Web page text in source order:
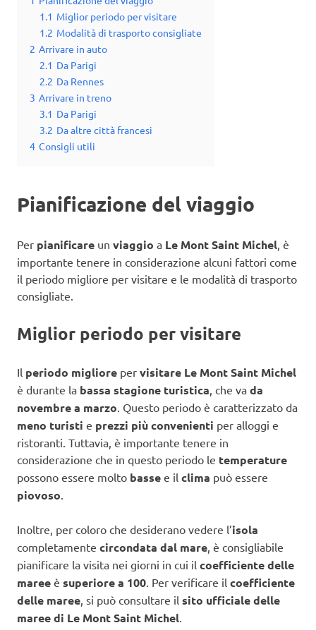
1.1 Miglior periodo per visitare
1.2 Modalità di trasporto consigliate
2 Arrivare in auto
2.1 Da Parigi
2.2 Da Rennes
3 Arrivare in treno
3.1 Da Parigi
3.2 Da altre città francesi
4 Consigli utili
Pianificazione del viaggio
Per pianificare un viaggio a Le Mont Saint Michel, è
importante tenere in considerazione alcuni fattori come
il periodo migliore per visitare e le modalità di trasporto
consigliate.
Miglior periodo per visitare
Il periodo migliore per visitare Le Mont Saint Michel
è durante la bassa stagione turistica, che va da
novembre a marzo. Questo periodo è caratterizzato da
meno turisti e prezzi più convenienti per alloggi e
ristoranti. Tuttavia, è importante tenere in
considerazione che in questo periodo le temperature
possono essere molto basse e il clima può essere
piovoso.
Inoltre, per coloro che desiderano vedere l’isola
completamente circondata dal mare, è consigliabile
pianificare la visita nei giorni in cui il coefficiente delle
maree è superiore a 100. Per verificare il coefficiente
delle maree, si può consultare il sito ufficiale delle
maree di Le Mont Saint Michel.